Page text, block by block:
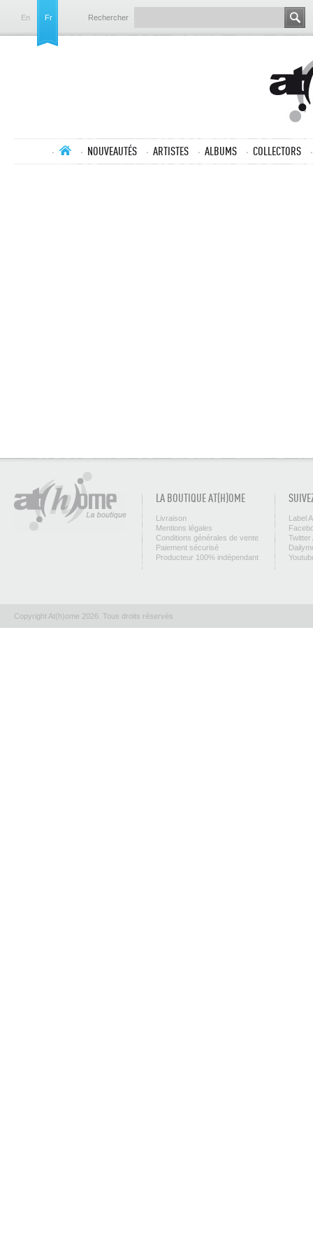
En Fr Rechercher
NOUVEAUTÉS ARTISTES ALBUMS COLLECTORS
LA BOUTIQUE AT(H)OME
Livraison
Mentions légales
Conditions générales de vente
Paiement sécurisé
Producteur 100% indépendant
Label
Twitter
Copyright At(h)ome 2026. Tous droits réservés